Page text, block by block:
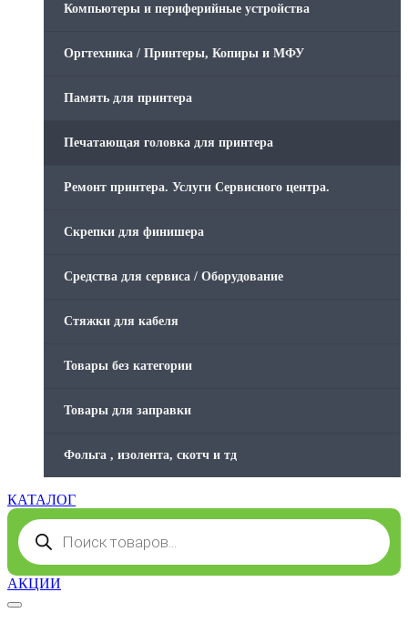
Компьютеры и периферийные устройства
Оргтехника / Принтеры, Копиры и МФУ
Память для принтера
Печатающая головка для принтера
Ремонт принтера. Услуги Сервисного центра.
Скрепки для финишера
Средства для сервиса / Оборудование
Стяжки для кабеля
Товары без категории
Товары для заправки
Фольга , изолента, скотч и тд
КАТАЛОГ
Поиск
товаров
АКЦИИ